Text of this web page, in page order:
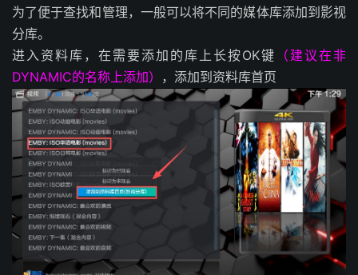
为了便于查找和管理，一般可以将不同的媒体库添加到影视
分库。
进入资料库，在需要添加的库上长按OK键 （建议在非
DYNAMIC的名称上添加） ，添加到资料库首页